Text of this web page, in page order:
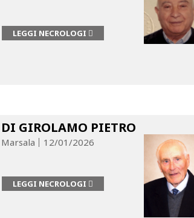
LEGGI NECROLOGI
DI GIROLAMO PIETRO
Marsala 12/01/2026
LEGGI NECROLOGI